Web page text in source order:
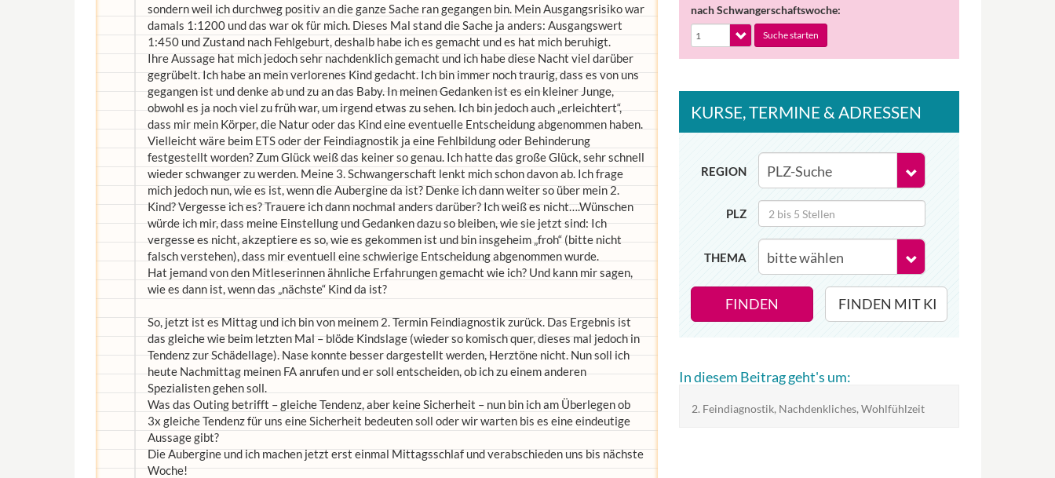
sondern weil ich durchweg positiv an die ganze Sache ran gegangen bin. Mein Ausgangsrisiko war
damals 1:1200 und das war ok für mich. Dieses Mal stand die Sache ja anders: Ausgangswert
1:450 und Zustand nach Fehlgeburt, deshalb habe ich es gemacht und es hat mich beruhigt.
Ihre Aussage hat mich jedoch sehr nachdenklich gemacht und ich habe diese Nacht viel darüber
gegrübelt. Ich habe an mein verlorenes Kind gedacht. Ich bin immer noch traurig, dass es von uns
gegangen ist und denke ab und zu an das Baby. In meinen Gedanken ist es ein kleiner Junge,
obwohl es ja noch viel zu früh war, um irgend etwas zu sehen. Ich bin jedoch auch „erleichtert“,
dass mir mein Körper, die Natur oder das Kind eine eventuelle Entscheidung abgenommen haben.
Vielleicht wäre beim ETS oder der Feindiagnostik ja eine Fehlbildung oder Behinderung
festgestellt worden? Zum Glück weiß das keiner so genau. Ich hatte das große Glück, sehr schnell
wieder schwanger zu werden. Meine 3. Schwangerschaft lenkt mich schon davon ab. Ich frage
mich jedoch nun, wie es ist, wenn die Aubergine da ist? Denke ich dann weiter so über mein 2.
Kind? Vergesse ich es? Trauere ich dann nochmal anders darüber? Ich weiß es nicht….Wünschen
würde ich mir, dass meine Einstellung und Gedanken dazu so bleiben, wie sie jetzt sind: Ich
vergesse es nicht, akzeptiere es so, wie es gekommen ist und bin insgeheim „froh“ (bitte nicht
falsch verstehen), dass mir eventuell eine schwierige Entscheidung abgenommen wurde.
Hat jemand von den Mitleserinnen ähnliche Erfahrungen gemacht wie ich? Und kann mir sagen,
wie es dann ist, wenn das „nächste“ Kind da ist?
So, jetzt ist es Mittag und ich bin von meinem 2. Termin Feindiagnostik zurück. Das Ergebnis ist
das gleiche wie beim letzten Mal – blöde Kindslage (wieder so komisch quer, dieses mal jedoch in
Tendenz zur Schädellage). Nase konnte besser dargestellt werden, Herztöne nicht. Nun soll ich
heute Nachmittag meinen FA anrufen und er soll entscheiden, ob ich zu einem anderen
Spezialisten gehen soll.
Was das Outing betrifft – gleiche Tendenz, aber keine Sicherheit – nun bin ich am Überlegen ob
3x gleiche Tendenz für uns eine Sicherheit bedeuten soll oder wir warten bis es eine eindeutige
Aussage gibt?
Die Aubergine und ich machen jetzt erst einmal Mittagsschlaf und verabschieden uns bis nächste
Woche!
nach Schwangerschaftswoche:
Suche starten
KURSE, TERMINE & ADRESSEN
REGION
PLZ
THEMA
FINDEN FINDEN MIT KI
In diesem Beitrag geht's um:
2. Feindiagnostik, Nachdenkliches, Wohlfühlzeit